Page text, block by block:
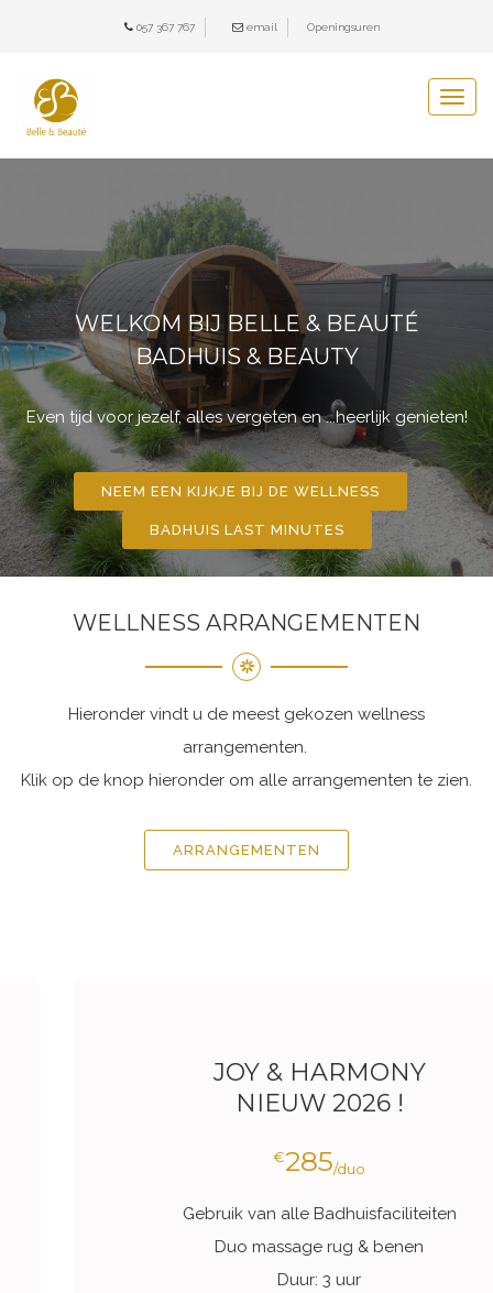
057 367 767 email Openingsuren
WELKOM BIJ BELLE & BEAUTÉ
BADHUIS & BEAUTY
Even tijd voor jezelf, alles vergeten en ...heerlijk genieten!
NEEM EEN KIJKJE BIJ DE WELLNESS
BADHUIS LAST MINUTES
WELLNESS ARRANGEMENTEN
Hieronder vindt u de meest gekozen wellness
arrangementen.
Klik op de knop hieronder om alle arrangementen te zien.
ARRANGEMENTEN
JOY & HARMONY
NIEUW 2026 !
/duo
Gebruik van alle Badhuisfaciliteiten
Duo massage rug & benen
Duur: 3 uur